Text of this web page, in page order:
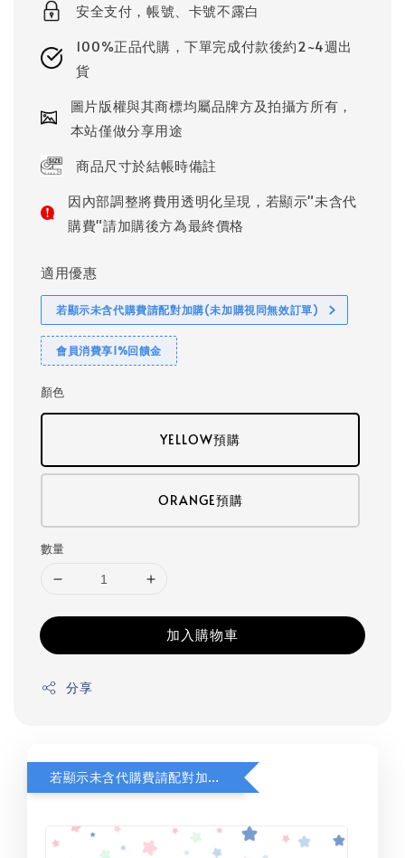
安全支付，帳號、卡號不露白
100%正品代購，下單完成付款後約2~4週出
貨
圖片版權與其商標均屬品牌方及拍攝方所有，
本站僅做分享用途
商品尺寸於結帳時備註
因內部調整將費用透明化呈現，若顯示"未含代
購費"請加購後方為最終價格
適用優惠
若顯示未含代購費請配對加購(未加購視同無效訂單)
會員消費享1%回饋金
顏色
YELLOW預購
ORANGE預購
數量
加入購物車
分享
若顯示未含代購費請配對加購(未加購視同無效訂單)